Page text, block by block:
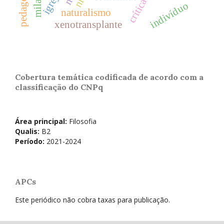
crítica
naturalismo
xenotransplante indivíduo
Cobertura temática codificada de acordo com a
classificação do CNPq
Área principal: Filosofia
Qualis: B2
Período: 2021-2024
APCs
Este periódico não cobra taxas para publicação.